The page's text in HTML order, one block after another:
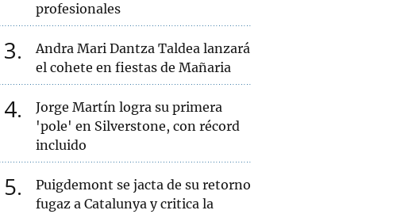
profesionales
3
Andra Mari Dantza Taldea lanzará
el cohete en fiestas de Mañaria
4
Jorge Martín logra su primera
'pole' en Silverstone, con récord
incluido
5
Puigdemont se jacta de su retorno
fugaz a Catalunya y critica la